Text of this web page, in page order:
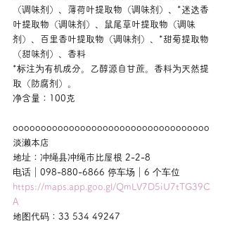
（调味剂）、薄荷叶提取物（调味剂）、*迷迭香
叶提取物（调味剂）、鼠尾草叶提取物（调味
剂）、百里香叶提取物（调味剂）、*甜菊提取物
（甜味剂）、香料
*标注为有机成分。乙醇源自甘蔗。香料为天然提
取（防腐剂）。
净含量：100克
ooooooooooooooooooooooooooooooooooo
淡濑本店
地址：冲绳县冲绳市比屋根 2-2-8
电话｜098-880-6866 停车场｜6 个车位
https://maps.app.goo.gl/QmLV7D5iU7tTG39C
A
地图代码：33 534 49247